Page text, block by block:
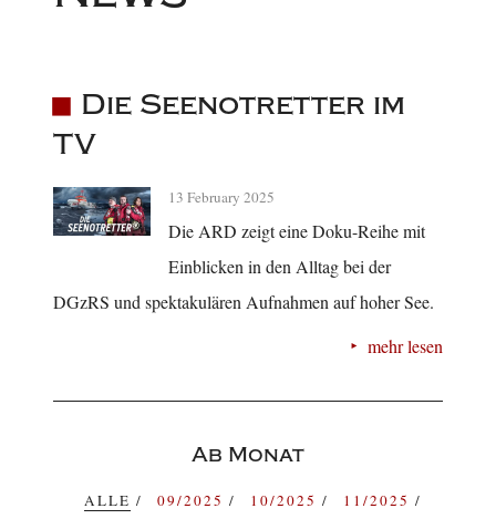
Die Seenotretter im
TV
13 February 2025
Die ARD zeigt eine Doku-Reihe mit
Einblicken in den Alltag bei der
DGzRS und spektakulären Aufnahmen auf hoher See.
mehr lesen
Ab Monat
ALLE 09/2025 10/2025
11/2025